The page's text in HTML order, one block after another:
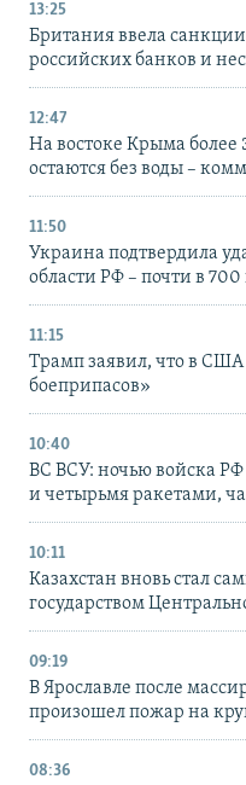
13:25
Британия ввела
российских банков и
12:47
На востоке Крыма более
остаются без воды –
11:50
Украина подтвердила
области РФ – почти в
11:15
Трамп заявил, что в
боеприпасов»
10:40
ВС ВСУ: ночью войска
и четырьмя ракетами,
10:11
Казахстан вновь стал
государством
09:19
В Ярославле после
произошел пожар на
08:36